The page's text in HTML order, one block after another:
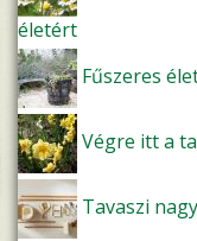
életért
Fűszeres
Végre itt a
Tavaszi